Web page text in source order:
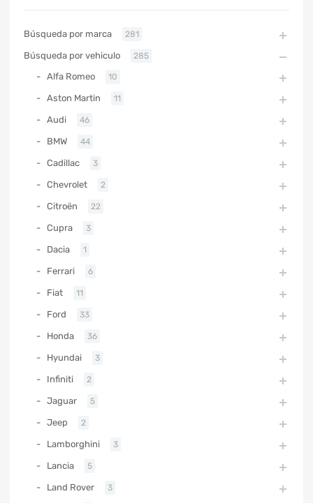
Búsqueda por marca 281
Búsqueda por vehiculo 285
Alfa Romeo 10
Aston Martin 11
Audi 46
BMW 44
Cadillac 3
Chevrolet 2
Citroën 22
Cupra 3
Dacia 1
Ferrari 6
Fiat 11
Ford 33
Honda 36
Hyundai 3
Infiniti 2
Jaguar 5
Jeep 2
Lamborghini 3
Lancia 5
Land Rover 3